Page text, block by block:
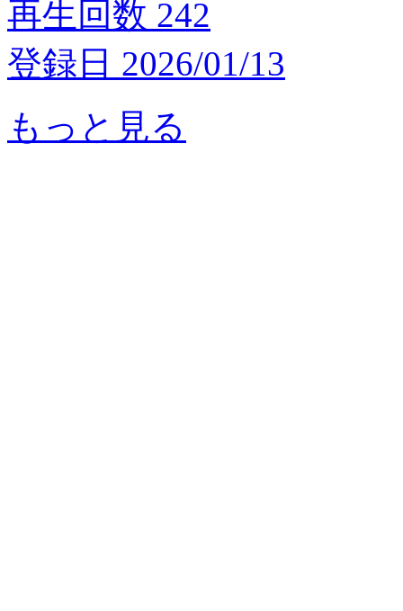
再生回数 242
登録日 2026/01/13
もっと見る